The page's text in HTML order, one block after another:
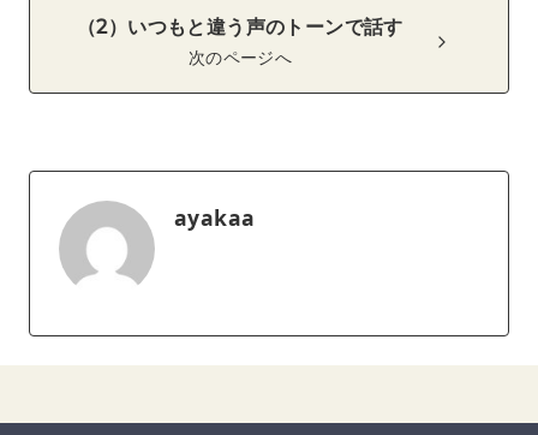
（2）いつもと違う声のトーンで話す
次のページへ
ayakaa